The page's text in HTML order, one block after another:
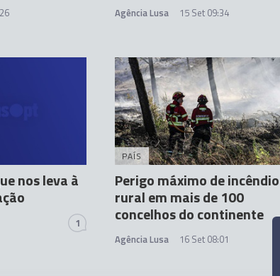
Agência Lusa 15 Set 09:34
nos leva à
1
PAÍS
Perigo máximo de incêndio
rural em mais de 100
concelhos do continente
Agência Lusa 16 Set 08:01